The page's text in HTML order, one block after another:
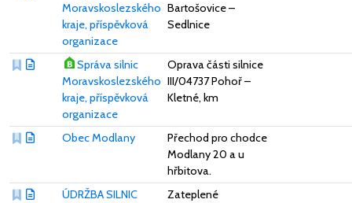
Moravskoslezského
kraje, příspěvková
organizace
Bartošovice –
Sedlnice
Správa silnic
Moravskoslezského
kraje, příspěvková
organizace
Oprava části silnice
III/04737 Pohoř –
Kletné, km
Obec Modlany
Přechod pro chodce
Modlany 20 a u
hřbitova.
ÚDRŽBA SILNIC
Zateplené